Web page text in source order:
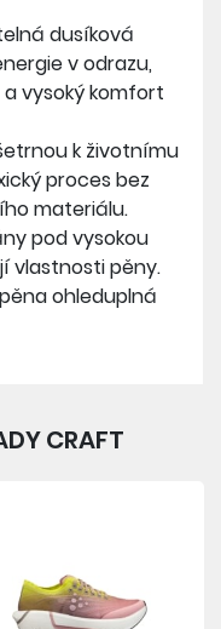
dusíková
v odrazu,
vysoký komfort
k životnímu
proces bez
materiálu.
pod vysokou
vlastnosti pěny.
ohleduplná
CRAFT